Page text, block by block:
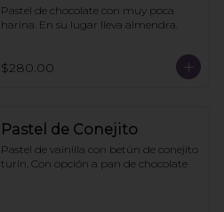
Pastel de chocolate con muy poca
harina. En su lugar lleva almendra.
$280.00
Pastel de Conejito
Pastel de vainilla con betún de conejito
turín. Con opción a pan de chocolate